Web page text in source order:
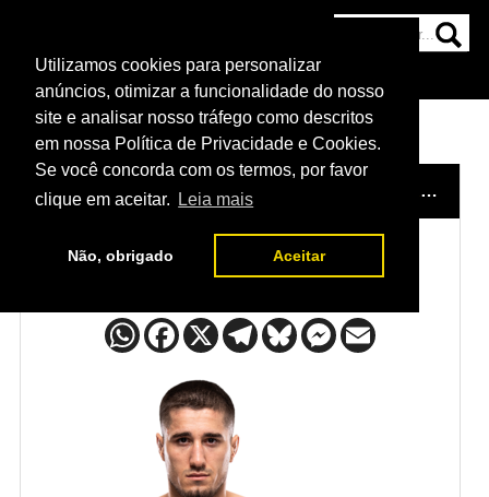
Utilizamos cookies para personalizar
anúncios, otimizar a funcionalidade do nosso
site e analisar nosso tráfego como descritos
em nossa Política de Privacidade e Cookies.
Se você concorda com os termos, por favor
clique em aceitar.
Leia mais
Não, obrigado Aceitar
NOTÍCIAS
HOME LUTADORES /
Baisangur Susurkaev